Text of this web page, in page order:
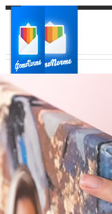
Ваш город:
Ваш регион доставки
Выберите из списка: